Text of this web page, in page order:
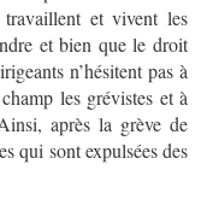
travaillent et vivent les
et bien que le droit
n’hésitent pas à
les grévistes et à
après la grève de
qui sont expulsées des